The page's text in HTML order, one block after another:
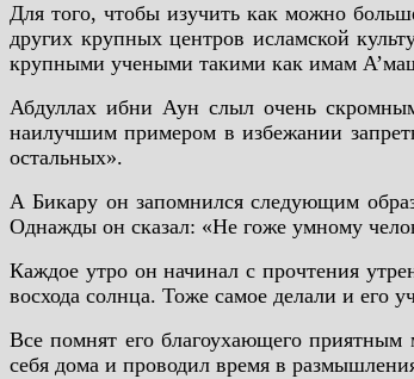
Для того, чтобы изучить как можно
других крупных центров исламской
крупными учеными такими как имам
Абдуллах ибни Аун слыл очень
наилучшим примером в избежании
остальных».
А Бикару он запомнился следующим
Однажды он сказал: «Не гоже умному
Каждое утро он начинал с прочтения
восхода солнца. Тоже самое делали и его
Все помнят его благоухающего приятным
себя дома и проводил время в